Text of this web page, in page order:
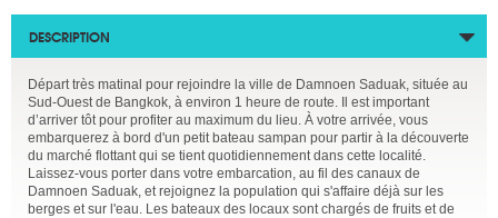
DESCRIPTION
Départ très matinal pour rejoindre la ville de Damnoen Saduak, située au
Sud-Ouest de Bangkok, à environ 1 heure de route. Il est important
d’arriver tôt pour profiter au maximum du lieu. À votre arrivée, vous
embarquerez à bord d'un petit bateau sampan pour partir à la découverte
du marché flottant qui se tient quotidiennement dans cette localité.
Laissez-vous porter dans votre embarcation, au fil des canaux de
Damnoen Saduak, et rejoignez la population qui s'affaire déjà sur les
berges et sur l'eau. Les bateaux des locaux sont chargés de fruits et de